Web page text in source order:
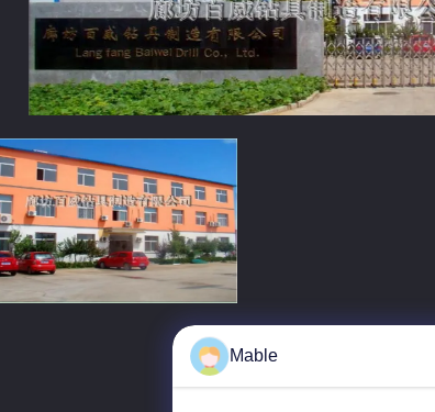
Mable